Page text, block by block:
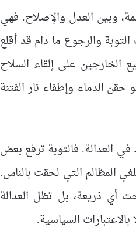
وبين العدل والإصلاح. فهي
التوبة والرجوع ما دام قد أقلع
الخارجين على إلقاء السلاح
الدماء وإطفاء نار الفتنة
العدالة. فالتوبة ترفع بعض
المظالم التي لحقت بالناس.
أي ذريعة، بل تظل العدالة
السياسية.